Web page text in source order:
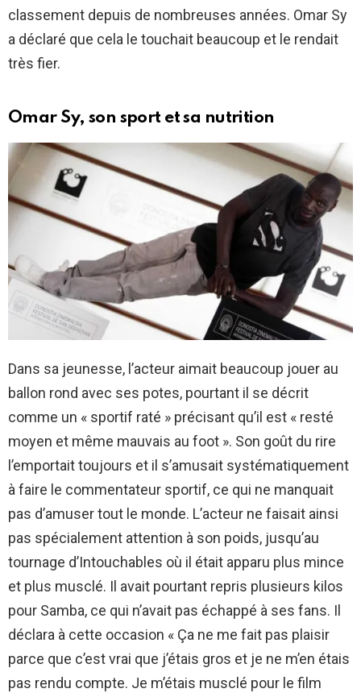
classement depuis de nombreuses années. Omar Sy
a déclaré que cela le touchait beaucoup et le rendait
très fier.
Omar Sy, son sport et sa nutrition
Dans sa jeunesse, l’acteur aimait beaucoup jouer au
ballon rond avec ses potes, pourtant il se décrit
comme un « sportif raté » précisant qu’il est « resté
moyen et même mauvais au foot ». Son goût du rire
l’emportait toujours et il s’amusait systématiquement
à faire le commentateur sportif, ce qui ne manquait
pas d’amuser tout le monde. L’acteur ne faisait ainsi
pas spécialement attention à son poids, jusqu’au
tournage d’Intouchables où il était apparu plus mince
et plus musclé. Il avait pourtant repris plusieurs kilos
pour Samba, ce qui n’avait pas échappé à ses fans. Il
déclara à cette occasion « Ça ne me fait pas plaisir
parce que c’est vrai que j’étais gros et je ne m’en étais
pas rendu compte. Je m’étais musclé pour le film